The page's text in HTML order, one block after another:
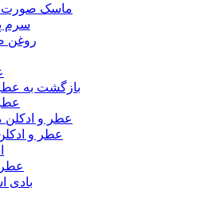
ماسک صورت
سرم
روغن
بازگشت به
عطر و ادکلن
عطر و
بادی